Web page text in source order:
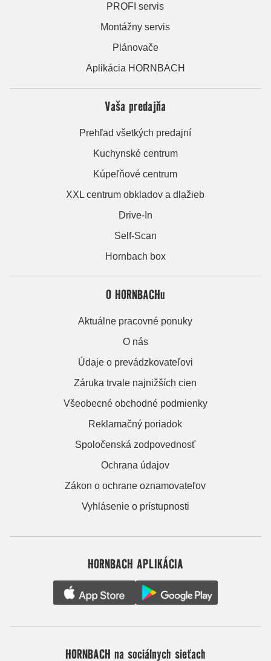
PROFI servis
Montážny servis
Plánovače
Aplikácia HORNBACH
Vaša predajňa
Prehľad všetkých predajní
Kuchynské centrum
Kúpeľňové centrum
XXL centrum obkladov a dlažieb
Drive-In
Self-Scan
Hornbach box
O HORNBACHu
Aktuálne pracovné ponuky
O nás
Údaje o prevádzkovateľovi
Záruka trvale najnižších cien
Všeobecné obchodné podmienky
Reklamačný poriadok
Spoločenská zodpovednosť
Ochrana údajov
Zákon o ochrane oznamovateľov
Vyhlásenie o prístupnosti
HORNBACH APLIKÁCIA
HORNBACH na sociálnych sieťach